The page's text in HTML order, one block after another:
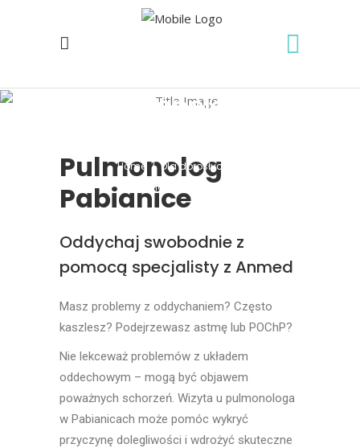
Pulmonolog –
Home/Dla dorosłych
Pulmonolog – Pabianice
Pulmonolog
Pabianice
Oddychaj swobodnie z
pomocą specjalisty z Anmed
Masz problemy z oddychaniem? Często
kaszlesz? Podejrzewasz astmę lub POChP?
Nie lekceważ problemów z układem
oddechowym – mogą być objawem
poważnych schorzeń. Wizyta u pulmonologa
w Pabianicach może pomóc wykryć
przyczynę dolegliwości i wdrożyć skuteczne